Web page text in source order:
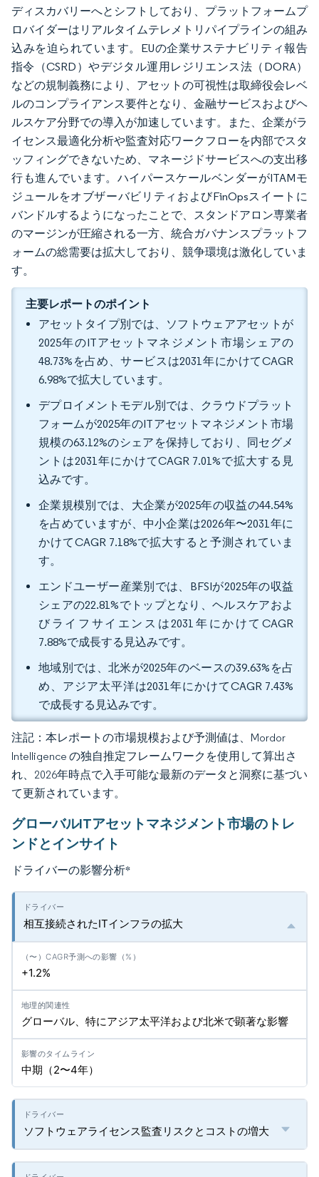
ディスカバリーへとシフトしており、プラットフォームプ
ロバイダーはリアルタイムテレメトリパイプラインの組み
込みを迫られています。EUの企業サステナビリティ報告
指令（CSRD）やデジタル運用レジリエンス法（DORA）
などの規制義務により、アセットの可視性は取締役会レベ
ルのコンプライアンス要件となり、金融サービスおよびヘ
ルスケア分野での導入が加速しています。また、企業がラ
イセンス最適化分析や監査対応ワークフローを内部でスタ
ッフィングできないため、マネージドサービスへの支出移
行も進んでいます。ハイパースケールベンダーがITAMモ
ジュールをオブザーバビリティおよびFinOpsスイートに
バンドルするようになったことで、スタンドアロン専業者
のマージンが圧縮される一方、統合ガバナンスプラットフ
ォームの総需要は拡大しており、競争環境は激化していま
す。
主要レポートのポイント
アセットタイプ別では、ソフトウェアアセットが
2025年のITアセットマネジメント市場シェアの
48.73%を占め、サービスは2031年にかけてCAGR
6.98%で拡大しています。
デプロイメントモデル別では、クラウドプラット
フォームが2025年のITアセットマネジメント市場
規模の63.12%のシェアを保持しており、同セグメ
ントは2031年にかけてCAGR 7.01%で拡大する見
込みです。
企業規模別では、大企業が2025年の収益の44.54%
を占めていますが、中小企業は2026年〜2031年に
かけてCAGR 7.18%で拡大すると予測されていま
す。
エンドユーザー産業別では、BFSIが2025年の収益
シェアの22.81%でトップとなり、ヘルスケアおよ
びライフサイエンスは2031年にかけてCAGR
7.88%で成長する見込みです。
地域別では、北米が2025年のベースの39.63%を占
め、アジア太平洋は2031年にかけてCAGR 7.43%
で成長する見込みです。
注記：本レポートの市場規模および予測値は、Mordor
Intelligence の独自推定フレームワークを使用して算出さ
れ、2026年時点で入手可能な最新のデータと洞察に基づい
て更新されています。
グローバルITアセットマネジメント市場のトレ
ンドとインサイト
ドライバーの影響分析*
相互接続されたITインフラの拡大
+1.2%
グローバル、特にアジア太平洋および北米で顕著な影響
中期（2〜4年）
ソフトウェアライセンス監査リスクとコストの増大